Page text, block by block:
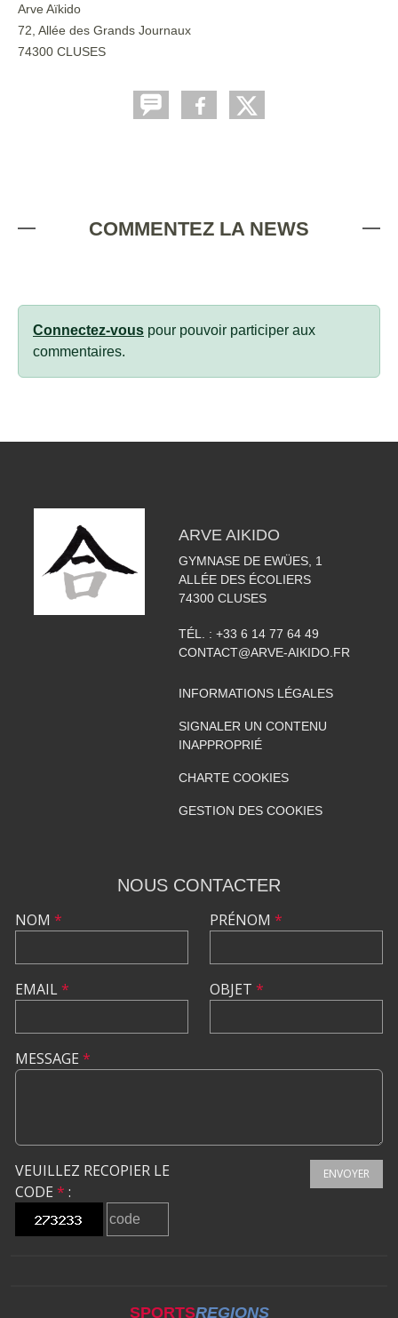
Arve Aïkido
72, Allée des Grands Journaux
74300 CLUSES
COMMENTEZ LA NEWS
Connectez-vous pour pouvoir participer aux
commentaires.
ARVE AIKIDO
GYMNASE DE EWÜES, 1
ALLÉE DES ÉCOLIERS
74300 CLUSES
TÉL. : +33 6 14 77 64 49
CONTACT@ARVE-AIKIDO.FR
INFORMATIONS LÉGALES
SIGNALER UN CONTENU
INAPPROPRIÉ
CHARTE COOKIES
GESTION DES COOKIES
NOUS CONTACTER
NOM *
EMAIL*
PRÉNOM *
OBJET *
MESSAGE *
VEUILLEZ RECOPIER LE
CODE * :
ENVOYER
SPORTSREGIONS